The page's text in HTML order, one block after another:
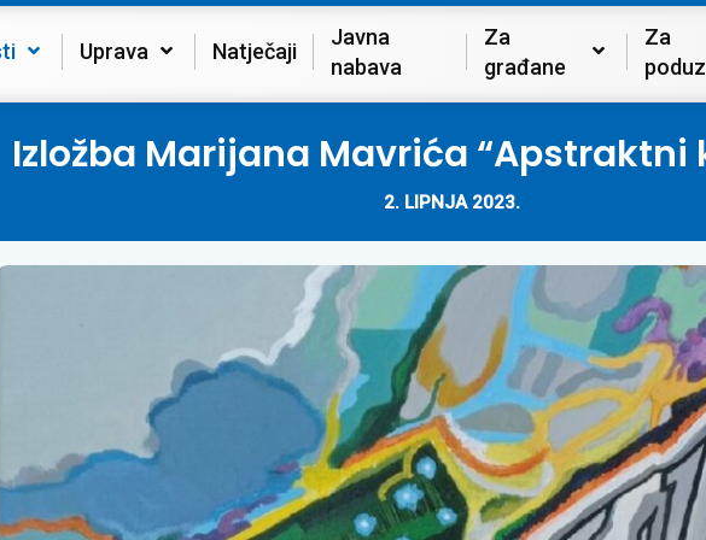
Uprava Natječaji
Javna
nabava
Za
građane
Za
Izložba Marijana Mavrića “Apstraktni
2. LIPNJA 2023.